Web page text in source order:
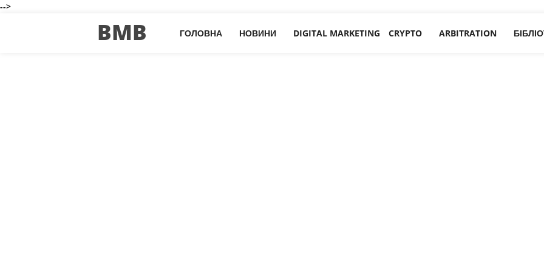
-->
BMB ГОЛОВНА НОВИНИ DIGITAL MARKETING CRYPTO ARBITRATION